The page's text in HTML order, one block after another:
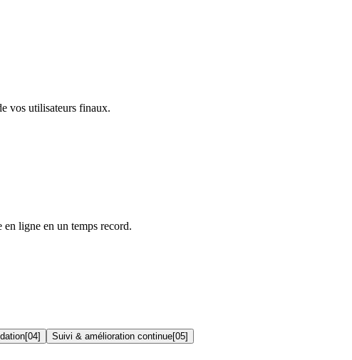
vos utilisateurs finaux.
en ligne en un temps record.
[04] Suivi & amélioration continue[05]